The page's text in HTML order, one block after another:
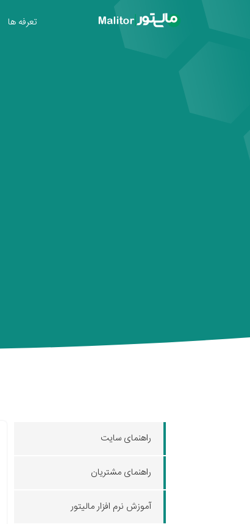
تعرفه ها
راهنمای سایت
راهنمای مشتریان
آموزش نرم افزار مالیتور